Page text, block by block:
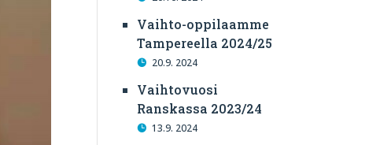
Vaihto-oppilaamme
Tampereella 2024/25
20.9. 2024
Vaihtovuosi
Ranskassa 2023/24
13.9. 2024